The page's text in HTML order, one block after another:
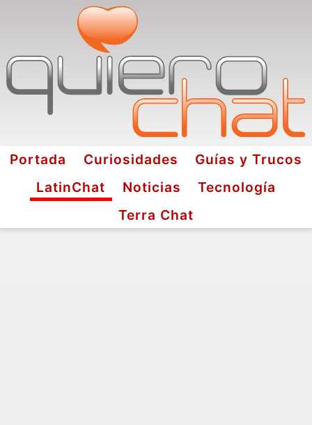
Portada Curiosidades
Guías y Trucos
LatinChat
Noticias
Tecnología
Terra Chat